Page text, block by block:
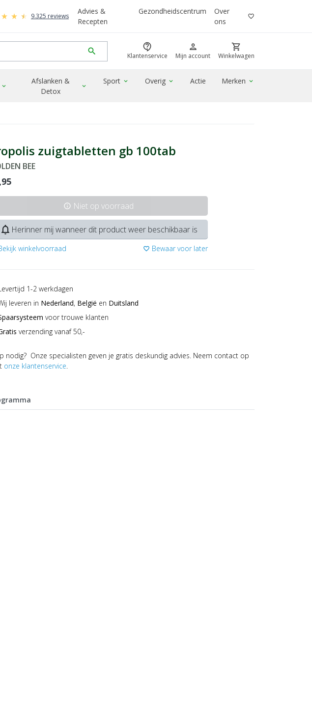
9.325 reviews
Advies &
Recepten
Gezondheidscentrum
Over
ons
favorite_border
search contact_support
Klantenservice
person
Mijn account
shopping_cart
Winkelwagen
expand_more
Afslanken &
Detox
expand_more
Sport expand_more Overig expand_more Actie Merken expand_more
zuigtabletten gb 100tab
BEE
info Niet op voorraad
notifications_none Herinner mij wanneer dit product weer beschikbaar is
winkelvoorraad favorite_border Bewaar voor later
1-2 werkdagen
leveren in Nederland, België en Duitsland
voor trouwe klanten
verzending vanaf 50,-
nodig? Onze specialisten geven je gratis deskundig advies. Neem contact op
onze klantenservice.